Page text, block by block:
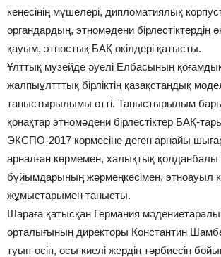
кеңесінің мүшелері, дипломатиялық
орган­дар­дың, этномәдени бірлестіктердің
қауым, этностық БАҚ өкілдері қатысты.
Ұлттық музейде әуелі Елбасының
жалпыұлтттық бірліктің қазақстандық
таныстырылымы өтті. Таныстырылым
қонақтар этномәдени бірлестіктер БАҚ-
ЭКСПО-2017 көрмесіне деген арнайы
арналған көрмемен, халықтық қолданбалы
бұйымдарының жәрмеңкесімен, этноауыл
жұмыстарымен танысты.
Шараға қатысқан Германия
орталығының директоры Константин
туып-өсіп, осы киелі жердің тәрбиесін